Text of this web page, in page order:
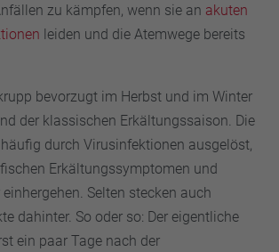
zu kämpfen, wenn sie an akuten
leiden und die Atemwege bereits
bevorzugt im Herbst und im Winter
der klassischen Erkältungssaison. Die
durch Virusinfektionen ausgelöst,
Erkältungssymptomen und
Selten stecken auch
dahinter. So oder so: Der eigentliche
ein paar Tage nach der